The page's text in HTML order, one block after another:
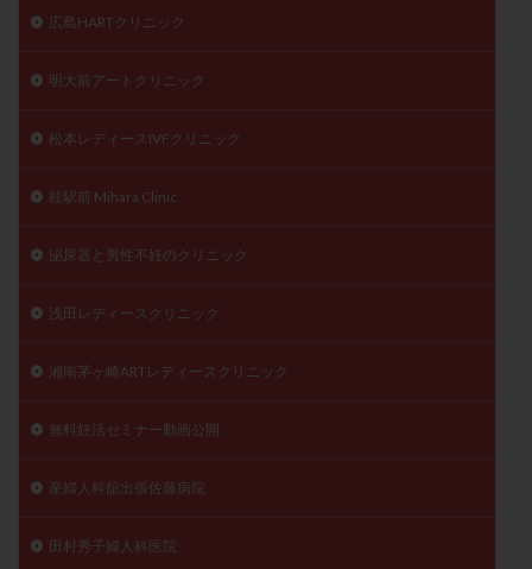
広島HARTクリニック
明大前アートクリニック
松本レディースIVFクリニック
桂駅前 Mihara Clinic
泌尿器と男性不妊のクリニック
浅田レディースクリニック
湘南茅ヶ崎ARTレディースクリニック
無料妊活セミナー動画公開
産婦人科舘出張佐藤病院
田村秀子婦人科医院